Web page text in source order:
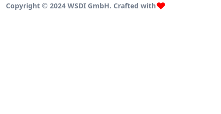
Copyright © 2024 WSDI GmbH. Crafted with